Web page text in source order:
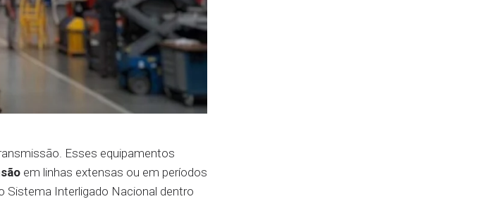
Esses equipamentos
em linhas extensas ou em períodos
Sistema Interligado Nacional dentro